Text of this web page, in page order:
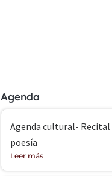
Agenda
Agenda cultural- Recital
poesía
Leer más